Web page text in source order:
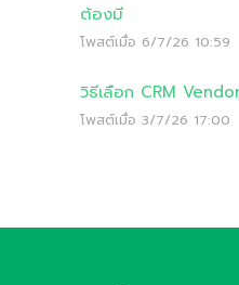
ต้องมี
โพสต์เมื่อ 6/7/26 10:59
วิธีเลือก CRM
โพสต์เมื่อ 3/7/26 17:00